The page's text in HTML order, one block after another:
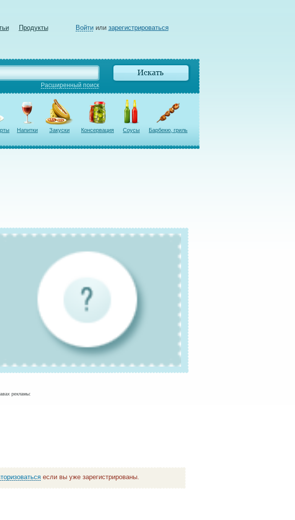
Продукты Войтиили зарегистрироваться
Расширенный поиск
Напитки Закуски Консервация Соусы Барбекю, гриль
рекламы:
если вы уже зарегистрированы.